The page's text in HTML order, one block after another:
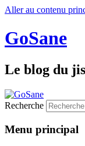
Aller au contenu
GoSane
Le blog du
Recherche
Menu principal